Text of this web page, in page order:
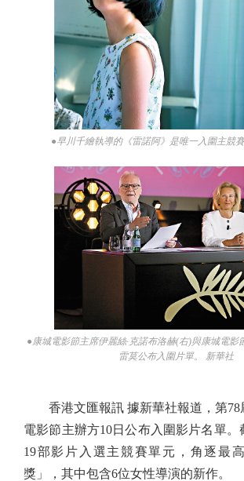
●早川千繪執導的《雷諾阿》是唯一入圍主競賽
●康城電影節主席伊麗絲·克諾布洛赫(右)與康城電影
雷莫公布入圍片單。 新華社
香港文匯報訊 據新華社報道，第78
電影節主辦方10日公布入圍影片名單。
19部影片入選主競賽單元，角逐最
獎」，其中包含6位女性導演的新作。